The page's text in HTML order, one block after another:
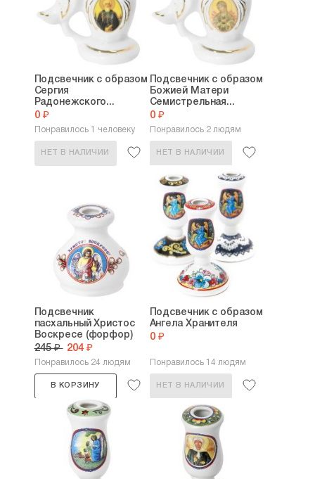
Подсвечник с образом
Сергия
Радонежского...
0 ₽
Понравилось 1 человеку
НЕТ В НАЛИЧИИ
Подсвечник с образом
Божией Матери
Семистрельная...
0 ₽
Понравилось 2 людям
НЕТ В НАЛИЧИИ
Подсвечник
пасхальный Христос
Воскресе (форфор)
245 ₽ 204 ₽
Понравилось 24 людям
В КОРЗИНУ
Подсвечник с образом
Ангела Хранителя
0 ₽
Понравилось 14 людям
НЕТ В НАЛИЧИИ